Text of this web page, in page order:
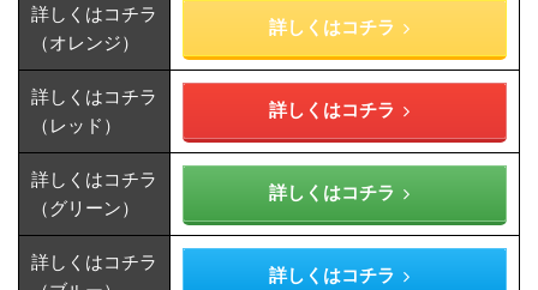
詳しくはコチラ
（オレンジ）
詳しくはコチラ
詳しくはコチラ
（レッド）
詳しくはコチラ
詳しくはコチラ
（グリーン）
詳しくはコチラ
詳しくはコチラ
詳しくはコチラ